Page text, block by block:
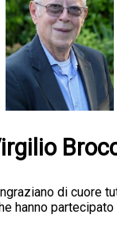
di cuore
hanno